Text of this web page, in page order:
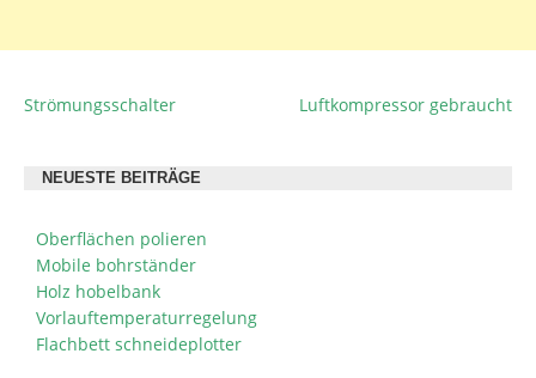
BEITRAGSNAVIGATION
Strömungsschalter Luftkompressor gebraucht
NEUESTE BEITRÄGE
Oberflächen polieren
Mobile bohrständer
Holz hobelbank
Vorlauftemperaturregelung
Flachbett schneideplotter